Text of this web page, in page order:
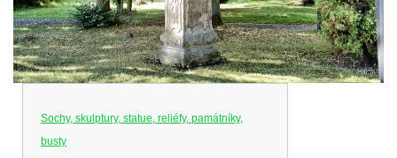
Sochy, skulptury, statue, reliéfy, památníky,
busty